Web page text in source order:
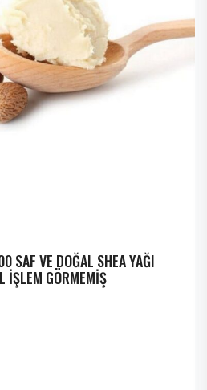
SAF VE DOĞAL SHEA YAĞI
İŞLEM GÖRMEMIŞ